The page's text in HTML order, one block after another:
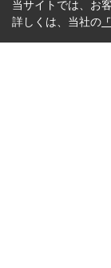
当サイトでは、お
詳しくは、当社の